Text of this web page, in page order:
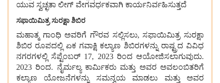
ಯುವ ಸ್ವಚ್ಛತಾ ಲೀಗ್ ವೇಗವರ್ಧಕವಾಗಿ ಕಾರ್ಯನಿರ್ವಹಿಸುತ್ತದೆ
ಸಫಾಯಿಮಿತ್ರ ಸುರಕ್ಷಾ ಶಿಬಿರ
ಮಹಾತ್ಮ ಗಾಂಧಿ ಅವರಿಗೆ ಗೌರವ ಸಲ್ಲಿಸಲು, ಸಫಾಯಿಮಿತ್ರ ಸುರಕ್ಷಾ
ಶಿಬಿರ ರೂಪದಲ್ಲಿ ಏಕ ಗವಾಕ್ಷಿ ಕಲ್ಯಾಣ ಶಿಬಿರಗಳನ್ನು ರಾಷ್ಟ್ರದ ವಿವಿಧ
ನಗರಗಳಲ್ಲಿ ಸೆಪ್ಟೆಂಬರ್ 17, 2023 ರಿಂದ ಆಯೋಜಿಸಲಾಗುವುದು.
2023 ರಿಂದ. ನೈರ್ಮಲ್ಯ ಕಾರ್ಮಿಕರು ಮತ್ತು ಅವರ ಅವಲಂಬಿತರಿಗೆ
ಕಲ್ಯಾಣ ಯೋಜನೆಗಳನ್ನು ಸಮನ್ವಯ ಮಾಡಲು ಮತ್ತು ಅವರ